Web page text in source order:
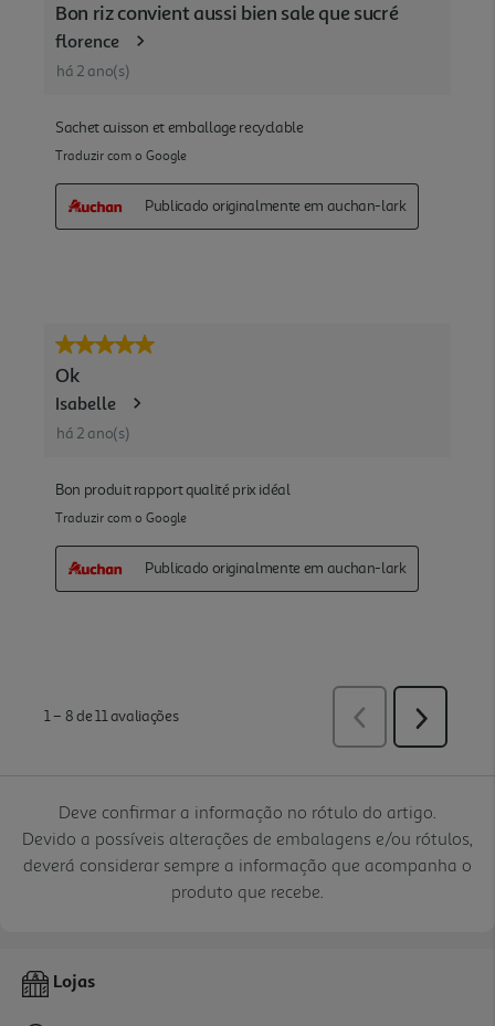
Deve confirmar a informação no rótulo do artigo.
Devido a possíveis alterações de embalagens e/ou rótulos,
deverá considerar sempre a informação que acompanha o
produto que recebe.
Lojas